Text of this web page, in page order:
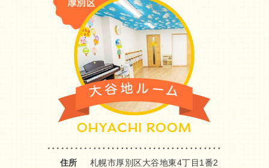
住所 札幌市厚別区大谷地東4丁目1番2